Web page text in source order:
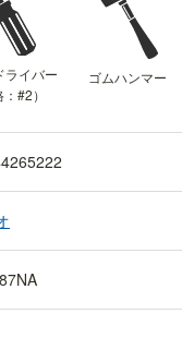
ライバー
：#2）
ゴムハンマー